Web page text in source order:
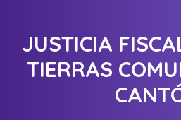
JUSTICIA
TIERRAS